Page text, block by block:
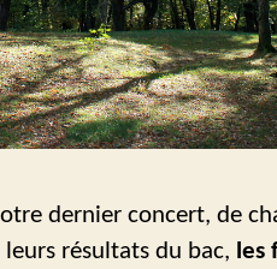
dernier concert, de
résultats du bac, les